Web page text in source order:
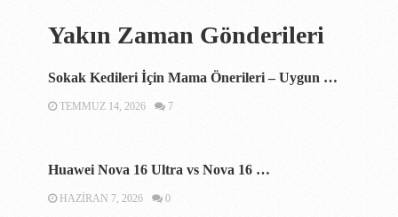
Yakın Zaman Gönderileri
Sokak Kedileri İçin Mama Önerileri – Uygun …
TEMMUZ 14, 2026 7
Huawei Nova 16 Ultra vs Nova 16 …
HAZIRAN 7, 2026 0